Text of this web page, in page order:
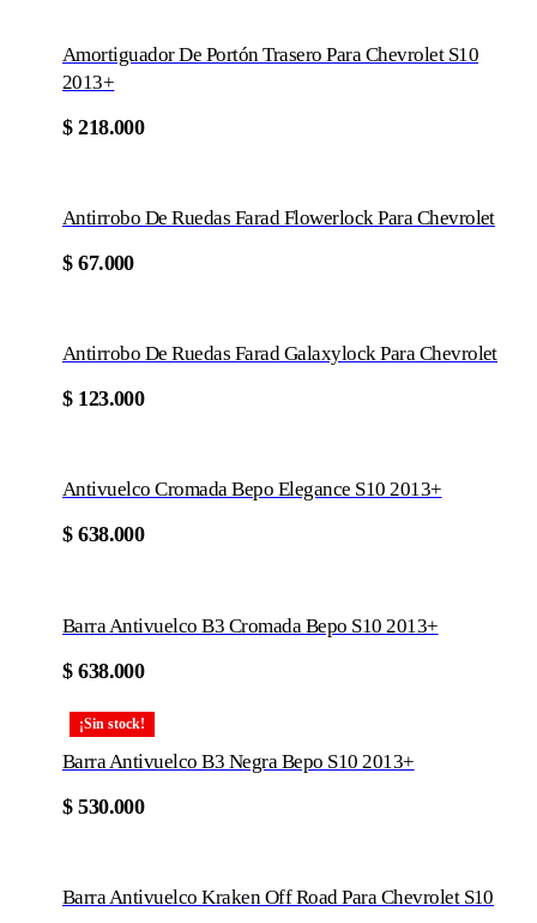
Amortiguador De Portón Trasero Para Chevrolet S10
2013+
$ 218.000
Antirrobo De Ruedas Farad Flowerlock Para Chevrolet
$ 67.000
Antirrobo De Ruedas Farad Galaxylock Para Chevrolet
$ 123.000
Antivuelco Cromada Bepo Elegance S10 2013+
$ 638.000
Barra Antivuelco B3 Cromada Bepo S10 2013+
$ 638.000
¡Sin stock!
Barra Antivuelco B3 Negra Bepo S10 2013+
$ 530.000
Barra Antivuelco Kraken Off Road Para Chevrolet S10